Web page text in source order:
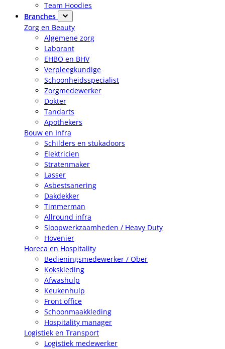
Team Hoodies
Branches
Zorg en Beauty
Algemene zorg
Laborant
EHBO en BHV
Verpleegkundige
Schoonheidsspecialist
Zorgmedewerker
Dokter
Tandarts
Apothekers
Bouw en Infra
Schilders en stukadoors
Elektricien
Stratenmaker
Lasser
Asbestsanering
Dakdekker
Timmerman
Allround infra
Sloopwerkzaamheden / Heavy Duty
Hovenier
Horeca en Hospitality
Bedieningsmedewerker / Ober
Kokskleding
Afwashulp
Keukenhulp
Front office
Schoonmaakkleding
Hospitality manager
Logistiek en Transport
Logistiek medewerker